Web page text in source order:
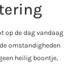
op de dag vandaag
omstandigheden
heilig boontje,